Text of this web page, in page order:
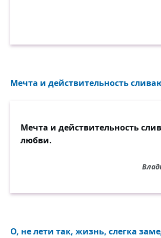
Мечта и действительность
Мечта и действительность
любви.
О, не лети так, жизнь, слегка